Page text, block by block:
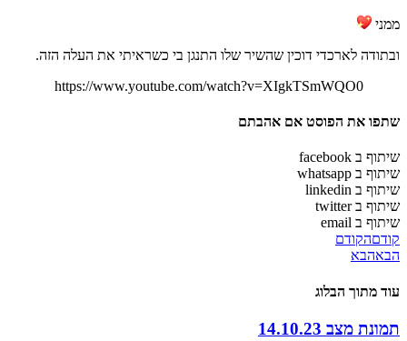
ממני
ובתודה לארכדי דוכין שהשיר שלו התנגן בי כשראיתי את העלה הזה.
https://www.youtube.com/watch?v=XIgkTSmWQO0
שתפו את הפוסט אם אהבתם
שיתוף ב facebook
שיתוף ב whatsapp
שיתוף ב linkedin
שיתוף ב twitter
שיתוף ב email
קודםהקודם
הבאהבא
עוד מתוך הבלוג
תמונת מצב 14.10.23